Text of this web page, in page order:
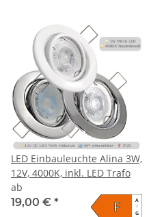
LED Einbauleuchte Alina 3W,
12V, 4000K, inkl. LED Trafo
ab
19,00 € *
A
↑
G
F